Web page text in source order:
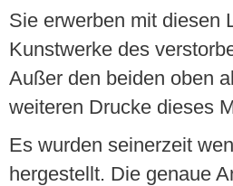
Sie erwerben mit diesen
Kunstwerke des
Außer den beiden oben
weiteren Drucke dieses
Es wurden seinerzeit
hergestellt. Die genaue